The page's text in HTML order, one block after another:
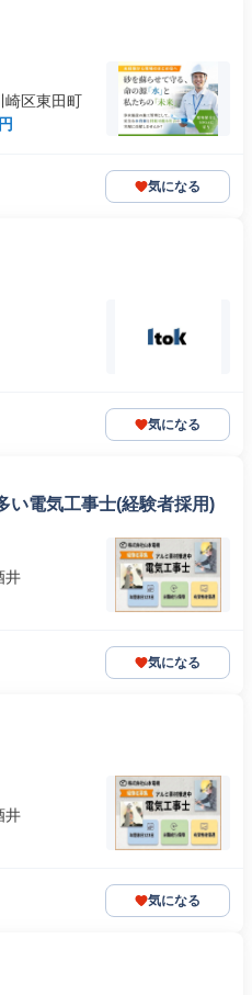
崎区東田町
気になる
気になる
い電気工事士(経験者採用)
井
気になる
井
気になる